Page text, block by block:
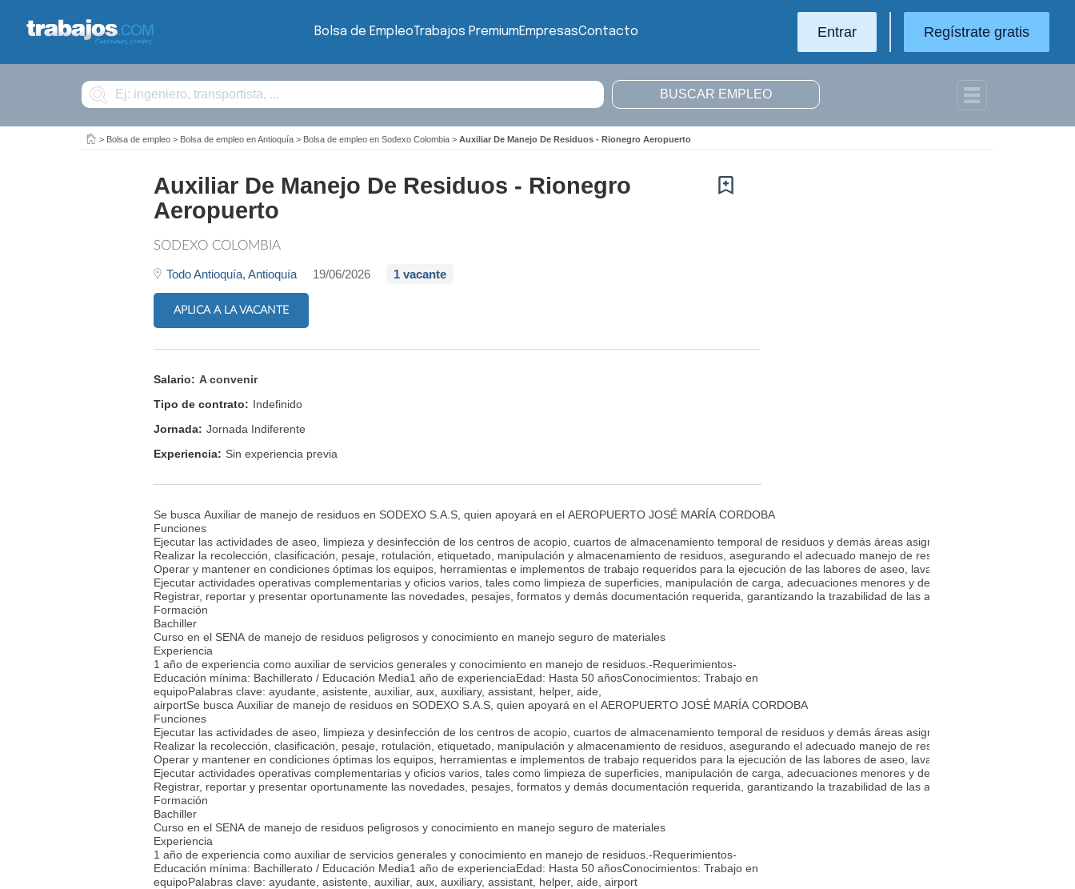
Bolsa de EmpleoTrabajos PremiumEmpresasContacto Entrar Regístrate gratis
Buscar
> Bolsa de empleo > Bolsa de empleo en Antioquía > Bolsa de empleo en Sodexo Colombia > Auxiliar De Manejo De Residuos - Rionegro Aeropuerto
Auxiliar De Manejo De Residuos - Rionegro
Aeropuerto
SODEXO COLOMBIA
Todo Antioquía, Antioquía 19/06/2026 1 vacante
APLICA A LA VACANTE
Salario: A convenir
Tipo de contrato: Indefinido
Jornada: Jornada Indiferente
Experiencia: Sin experiencia previa
Se busca Auxiliar de manejo de residuos en SODEXO S.A.S, quien apoyará en el AEROPUERTO JOSÉ MARÍA CORDOBA
Funciones
Ejecutar las actividades de aseo, limpieza y desinfección de los centros de acopio, cuartos de almacenamiento temporal de residuos y demás áreas asignadas, garantizando el
Realizar la recolección, clasificación, pesaje, rotulación, etiquetado, manipulación y almacenamiento de residuos, asegurando el adecuado manejo de residuos convencionales y
Operar y mantener en condiciones óptimas los equipos, herramientas e implementos de trabajo requeridos para la ejecución de las labores de aseo, lavado y control de residuos,
Ejecutar actividades operativas complementarias y oficios varios, tales como limpieza de superficies, manipulación de carga, adecuaciones menores y demás tareas asignadas de
Registrar, reportar y presentar oportunamente las novedades, pesajes, formatos y demás documentación requerida, garantizando la trazabilidad de las actividades realizadas y el
Formación
Bachiller
Curso en el SENA de manejo de residuos peligrosos y conocimiento en manejo seguro de materiales
Experiencia
1 año de experiencia como auxiliar de servicios generales y conocimiento en manejo de residuos.-Requerimientos-
Educación mínima: Bachillerato / Educación Media1 año de experienciaEdad: Hasta 50 añosConocimientos: Trabajo en
equipoPalabras clave: ayudante, asistente, auxiliar, aux, auxiliary, assistant, helper, aide,
airportSe busca Auxiliar de manejo de residuos en SODEXO S.A.S, quien apoyará en el AEROPUERTO JOSÉ MARÍA CORDOBA
Funciones
Ejecutar las actividades de aseo, limpieza y desinfección de los centros de acopio, cuartos de almacenamiento temporal de residuos y demás áreas asignadas, garantizando el
Realizar la recolección, clasificación, pesaje, rotulación, etiquetado, manipulación y almacenamiento de residuos, asegurando el adecuado manejo de residuos convencionales y
Operar y mantener en condiciones óptimas los equipos, herramientas e implementos de trabajo requeridos para la ejecución de las labores de aseo, lavado y control de residuos,
Ejecutar actividades operativas complementarias y oficios varios, tales como limpieza de superficies, manipulación de carga, adecuaciones menores y demás tareas asignadas de
Registrar, reportar y presentar oportunamente las novedades, pesajes, formatos y demás documentación requerida, garantizando la trazabilidad de las actividades realizadas y el
Formación
Bachiller
Curso en el SENA de manejo de residuos peligrosos y conocimiento en manejo seguro de materiales
Experiencia
1 año de experiencia como auxiliar de servicios generales y conocimiento en manejo de residuos.-Requerimientos-
Educación mínima: Bachillerato / Educación Media1 año de experienciaEdad: Hasta 50 añosConocimientos: Trabajo en
equipoPalabras clave: ayudante, asistente, auxiliar, aux, auxiliary, assistant, helper, aide, airport